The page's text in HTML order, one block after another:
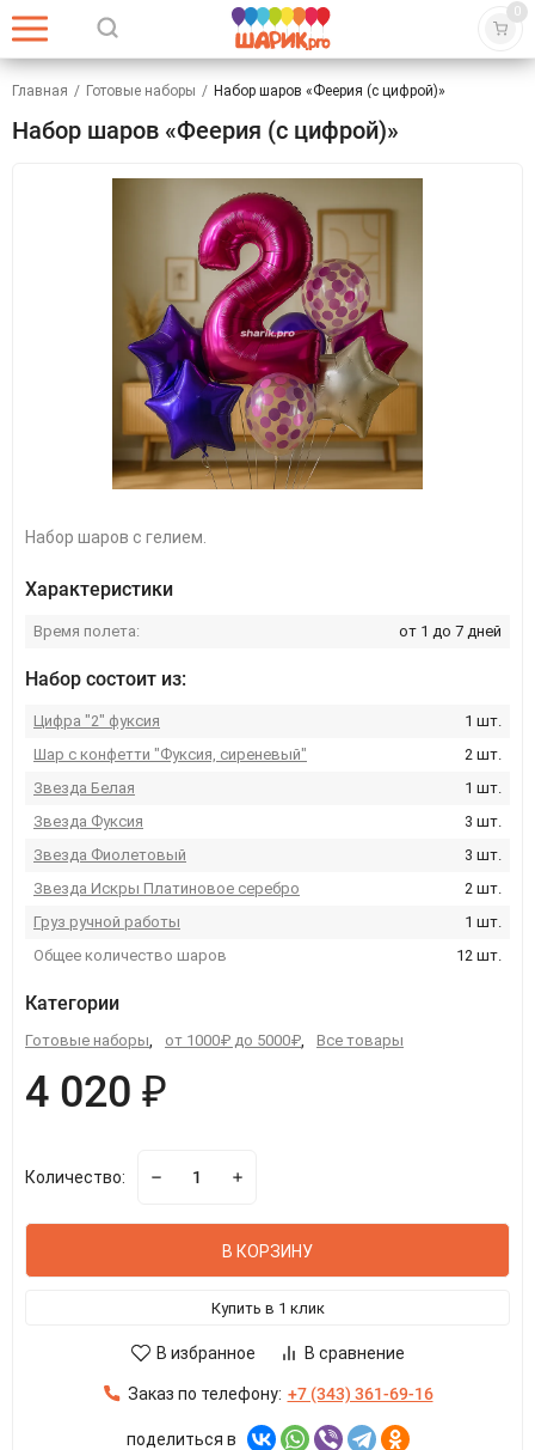
0
Главная / Готовые наборы / Набор шаров «Феерия (с цифрой)»
Набор шаров «Феерия (с цифрой)»
Набор шаров с гелием.
Характеристики
Время полета: от 1 до 7 дней
Набор состоит из:
Цифра "2" фуксия
1 шт.
Шар с конфетти "Фуксия, сиреневый"
2 шт.
Звезда Белая
1 шт.
Звезда Фуксия
3 шт.
Звезда Фиолетовый
3 шт.
Звезда Искры Платиновое серебро
2 шт.
Груз ручной работы
1 шт.
Общее количество шаров
12 шт.
Категории
Готовые наборы, от 1000₽ до 5000₽, Все товары
4 020 ₽
Количество:
В КОРЗИНУ
Купить в 1 клик
В избранное В сравнение
Заказ по телефону: +7 (343) 361-69-16
поделиться в